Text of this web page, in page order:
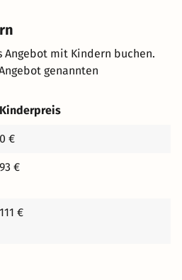
Angebot mit Kindern buchen.
genannten
Kinderpreis
0 €
93 €
111 €